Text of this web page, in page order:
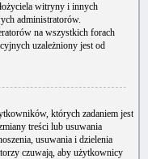
witryny i innych
administratorów.
na wszystkich forach
uzależniony jest od
których zadaniem jest
treści lub usuwania
usuwania i dzielenia
czuwają, aby użytkownicy